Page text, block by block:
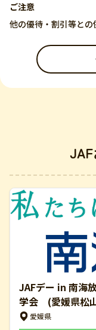
ご注意
他の優待・割引等との
JAFデー in 南海
学会 (愛媛県松
愛媛県